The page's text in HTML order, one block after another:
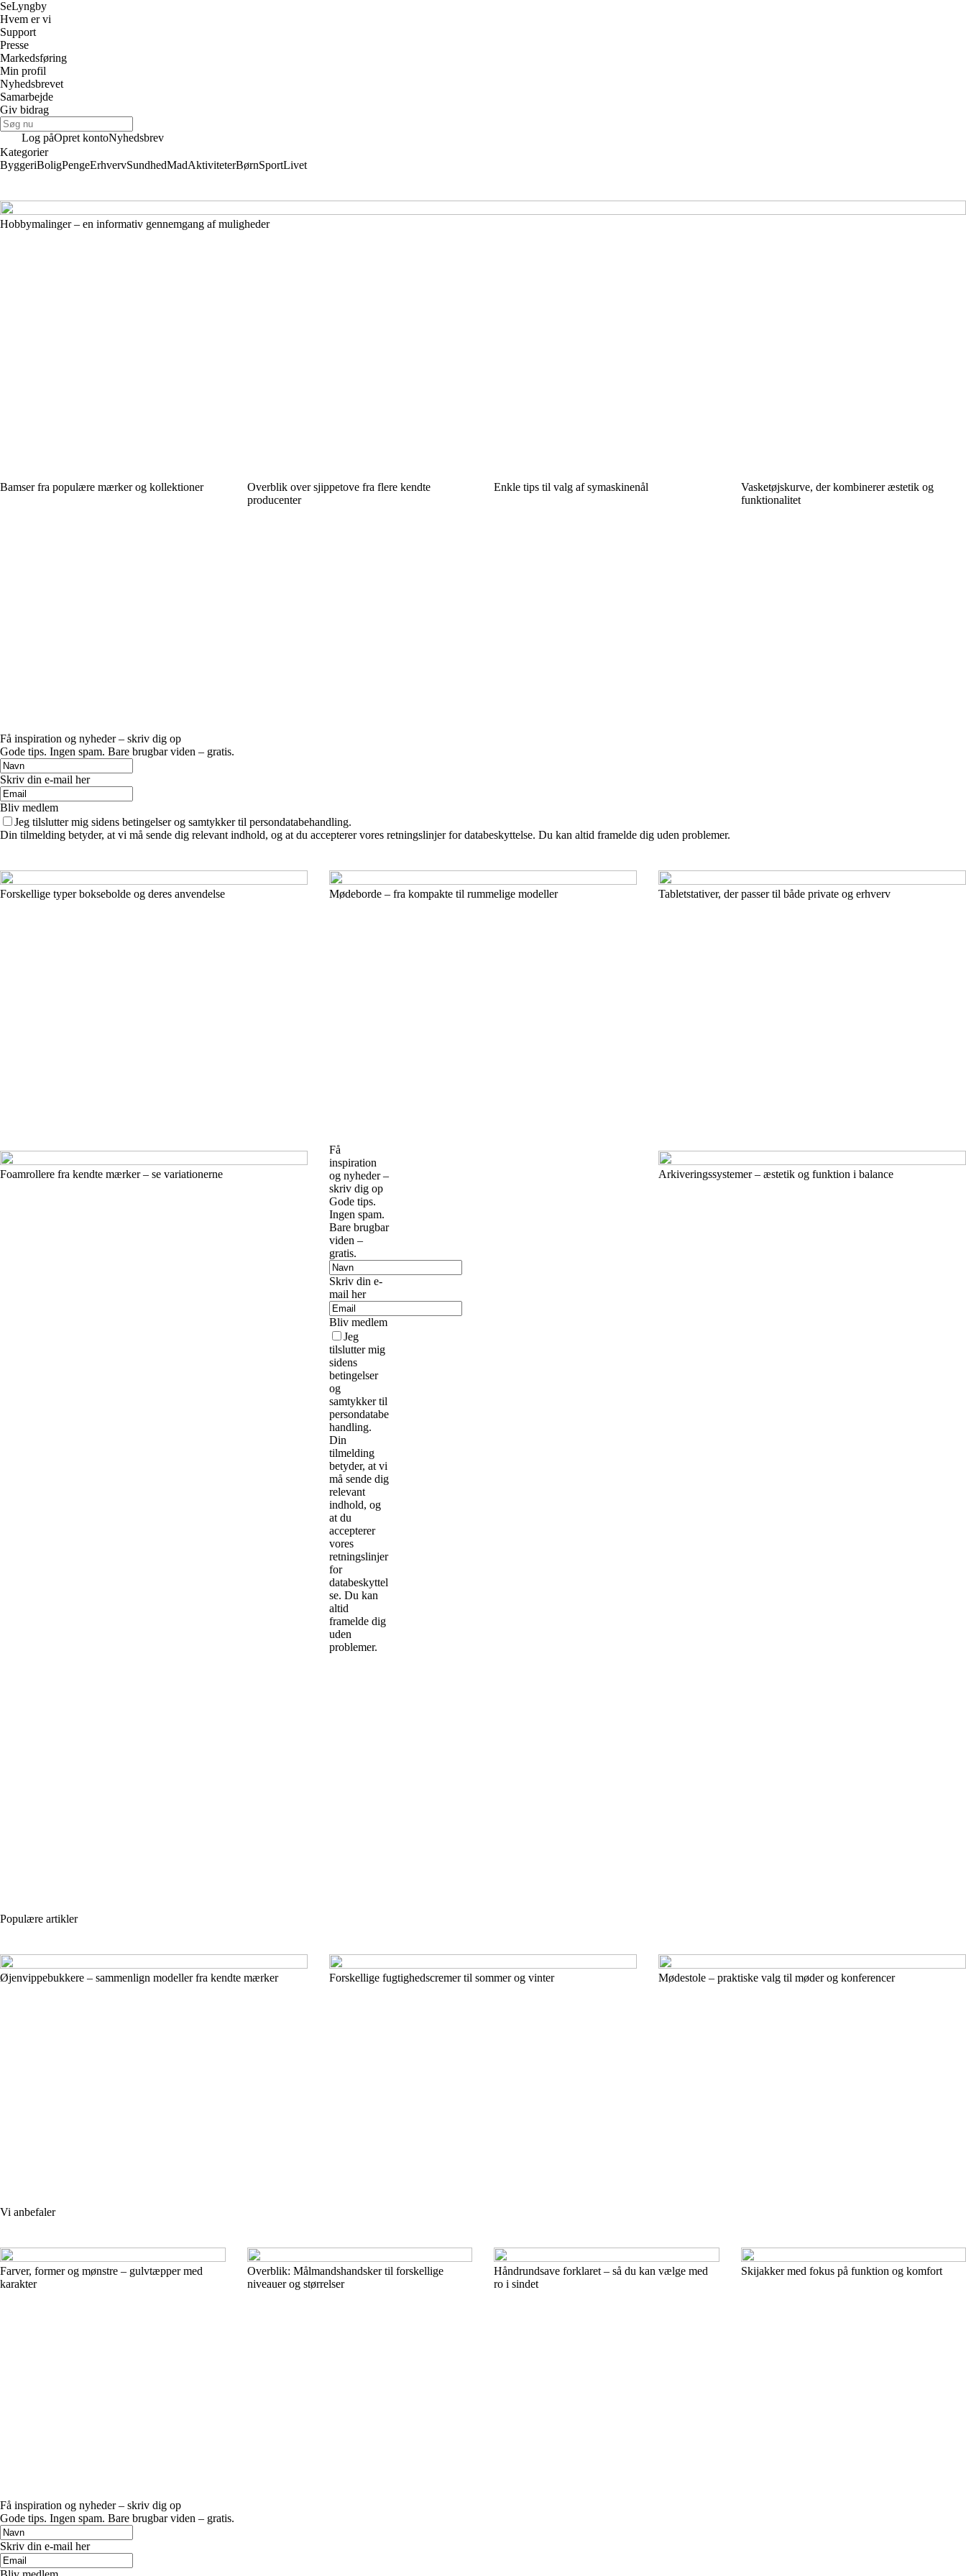
SeLyngby
Hvem er vi
Support
Presse
Markedsføring
Min profil
Nyhedsbrevet
Samarbejde
Giv bidrag
Log påOpret kontoNyhedsbrev
Kategorier
ByggeriBoligPengeErhvervSundhedMadAktiviteterBørnSportLivet
Hobbymalinger – en informativ gennemgang af muligheder
Bamser fra populære mærker og kollektioner
Overblik over sjippetove fra flere kendte
producenter
Enkle tips til valg af symaskinenål
Vasketøjskurve, der kombinerer æstetik og
funktionalitet
Få inspiration og nyheder – skriv dig op
Gode tips. Ingen spam. Bare brugbar viden – gratis.
Skriv din e-mail her
Bliv medlem
Jeg tilslutter mig sidens betingelser og samtykker til persondatabehandling.
Din tilmelding betyder, at vi må sende dig relevant indhold, og at du accepterer vores retningslinjer for databeskyttelse. Du kan altid framelde dig uden problemer.
Forskellige typer boksebolde og deres anvendelse Mødeborde – fra kompakte til rummelige modeller Tabletstativer, der passer til både private og erhverv
Foamrollere fra kendte mærker – se variationerne
Få
inspiration
og nyheder –
skriv dig op
Gode tips.
Ingen spam.
Bare brugbar
viden –
gratis.
Skriv din e-
mail her
Bliv medlem
Jeg
tilslutter mig
sidens
betingelser
og
samtykker til
persondatabe
handling.
Din
tilmelding
betyder, at vi
må sende dig
relevant
indhold, og
at du
accepterer
vores
retningslinjer
for
databeskyttel
se. Du kan
altid
framelde dig
uden
problemer.
Arkiveringssystemer – æstetik og funktion i balance
Populære artikler
Øjenvippebukkere – sammenlign modeller fra kendte mærker Forskellige fugtighedscremer til sommer og vinter Mødestole – praktiske valg til møder og konferencer
Vi anbefaler
Farver, former og mønstre – gulvtæpper med
karakter
Overblik: Målmandshandsker til forskellige
niveauer og størrelser
Håndrundsave forklaret – så du kan vælge med
ro i sindet
Skijakker med fokus på funktion og komfort
Få inspiration og nyheder – skriv dig op
Gode tips. Ingen spam. Bare brugbar viden – gratis.
Skriv din e-mail her